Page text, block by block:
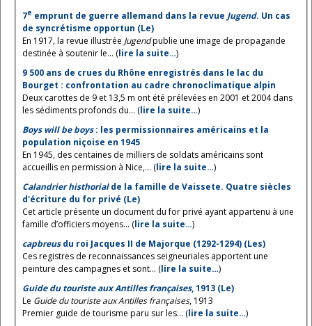
7e emprunt de guerre allemand dans la revue Jugend. Un cas
de syncrétisme opportun (Le)
En 1917, la revue illustrée Jugendpublie une image de propagande
destinée à soutenir le... (lire la suite…)
9 500 ans de crues du Rhône enregistrés dans le lac du
Bourget : confrontation au cadre chronoclimatique alpin
Deux carottes de 9 et 13,5 m ont été prélevées en 2001 et 2004 dans
les sédiments profonds du... (lire la suite…)
Boys will be boys: les permissionnaires américains et la
population niçoise en 1945
En 1945, des centaines de milliers de soldats américains sont
accueillis en permission à Nice,... (lire la suite…)
Calandrier histhorialde la famille de Vaissete. Quatre siècles
d'écriture du for privé (Le)
Cet article présente un document du for privé ayant appartenu à une
famille d’officiers moyens... (lire la suite…)
capbreusdu roi Jacques II de Majorque (1292-1294) (Les)
Ces registres de reconnaissances seigneuriales apportent une
peinture des campagnes et sont... (lire la suite…)
Guide du touriste aux Antilles françaises
, 1913 (Le)
Le Guide du touriste aux Antilles françaises, 1913
Premier guide de tourisme paru sur les... (lire la suite…)